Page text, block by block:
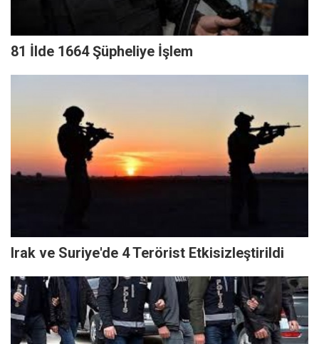
81 İlde 1664 Şüpheliye İşlem
Irak ve Suriye'de 4 Terörist Etkisizleştirildi